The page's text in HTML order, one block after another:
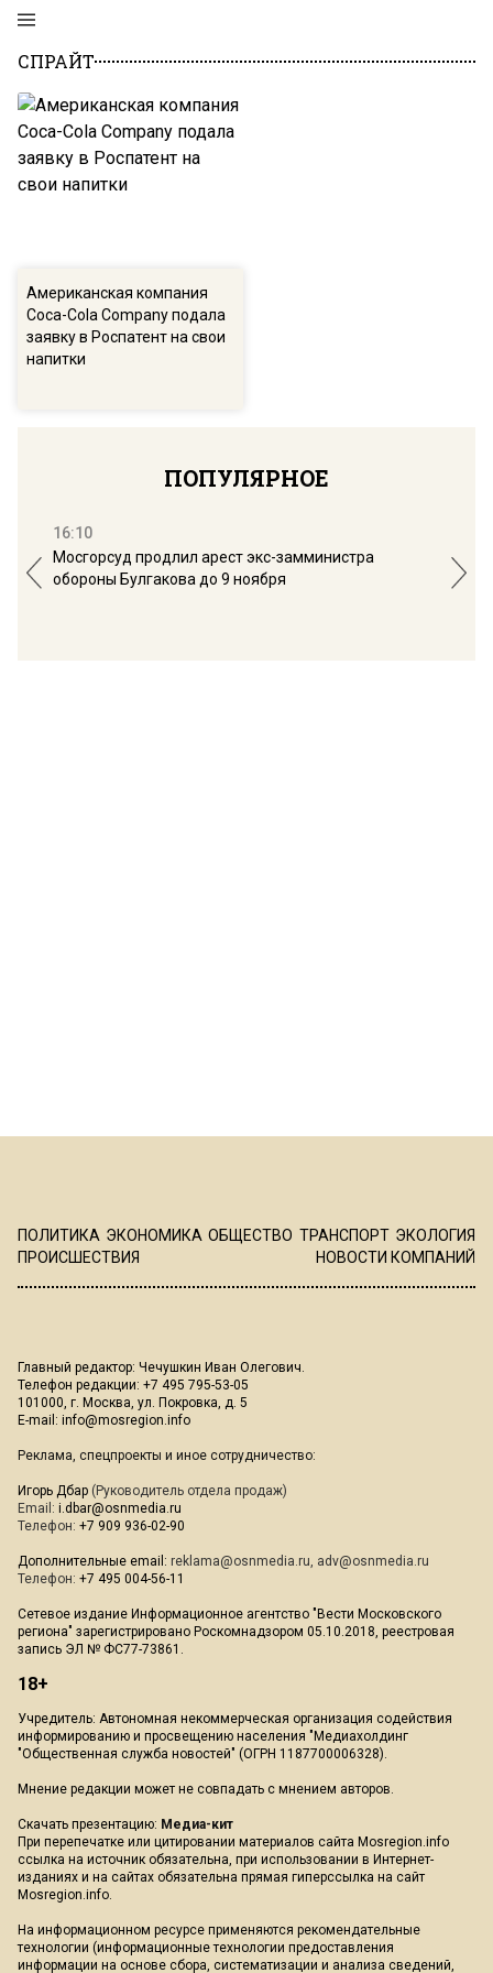
СПРАЙТ
Американская компания
Coca-Cola Company подала
заявку в Роспатент на свои
напитки
ПОПУЛЯРНОЕ
16:10
Мосгорсуд продлил арест экс-замминистра
обороны Булгакова до 9 ноября
ПОЛИТИКА ЭКОНОМИКА ОБЩЕСТВО ТРАНСПОРТ ЭКОЛОГИЯ
ПРОИСШЕСТВИЯ
НОВОСТИ КОМПАНИЙ
Главный редактор: Чечушкин Иван Олегович.
Телефон редакции: +7 495 795-53-05
101000, г. Москва, ул. Покровка, д. 5
E-mail: info@mosregion.info
Реклама, спецпроекты и иное сотрудничество:
Игорь Дбар (Руководитель отдела продаж)
Email: i.dbar@osnmedia.ru
Телефон: +7 909 936-02-90
Дополнительные email: reklama@osnmedia.ru, adv@osnmedia.ru
Телефон: +7 495 004-56-11
Сетевое издание Информационное агентство "Вести Московского
региона" зарегистрировано Роскомнадзором 05.10.2018, реестровая
запись ЭЛ № ФС77-73861.
18+
Учредитель: Автономная некоммерческая организация содействия
информированию и просвещению населения "Медиахолдинг
"Общественная служба новостей" (ОГРН 1187700006328).
Мнение редакции может не совпадать с мнением авторов.
Скачать презентацию: Медиа-кит
При перепечатке или цитировании материалов сайта Mosregion.info
ссылка на источник обязательна, при использовании в Интернет-
изданиях и на сайтах обязательна прямая гиперссылка на сайт
Mosregion.info.
На информационном ресурсе применяются рекомендательные
технологии (информационные технологии предоставления
информации на основе сбора, систематизации и анализа сведений,